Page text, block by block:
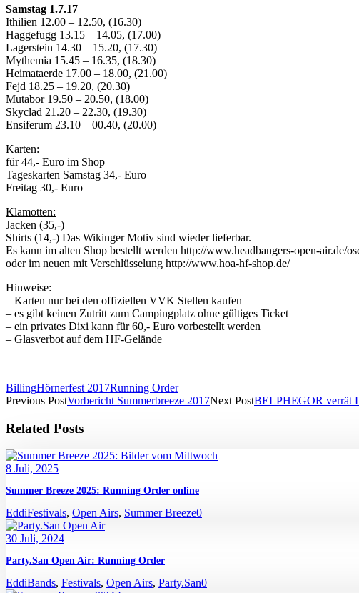
Samstag 1.7.17
Ithilien 12.00 – 12.50, (16.30)
Haggefugg 13.15 – 14.05, (17.00)
Lagerstein 14.30 – 15.20, (17.30)
Mythemia 15.45 – 16.35, (18.30)
Heimataerde 17.00 – 18.00, (21.00)
Fejd 18.25 – 19.20, (20.30)
Mutabor 19.50 – 20.50, (18.00)
Skyclad 21.20 – 22.30, (19.30)
Ensiferum 23.10 – 00.40, (20.00)
Karten:
für 44,- Euro im Shop
Tageskarten Samstag 34,- Euro
Freitag 30,- Euro
Klamotten:
Jacken (35,-)
Shirts (14,-) Das Wikinger Motiv sind wieder lieferbar.
Es kann im alten Shop bestellt werden http://www.headbangers-open-air.de/
oder im neuen mit Verschlüsselung http://www.hoa-hf-shop.de/
Hinweise:
– Karten nur bei den offiziellen VVK Stellen kaufen
– es gibt keinen Zutritt zum Campingplatz ohne gültiges Ticket
– ein privates Dixi kann für 60,- Euro vorbestellt werden
– Glasverbot auf dem HF-Gelände
BillingHörnerfest 2017Running Order
Previous PostVorbericht Summerbreeze 2017Next PostBELPHEGOR verrät
Related Posts
8 Juli, 2025
Summer Breeze 2025: Running Order online
EddiFestivals, Open Airs, Summer Breeze0
30 Juli, 2024
Party.San Open Air: Running Order
EddiBands, Festivals, Open Airs, Party.San0